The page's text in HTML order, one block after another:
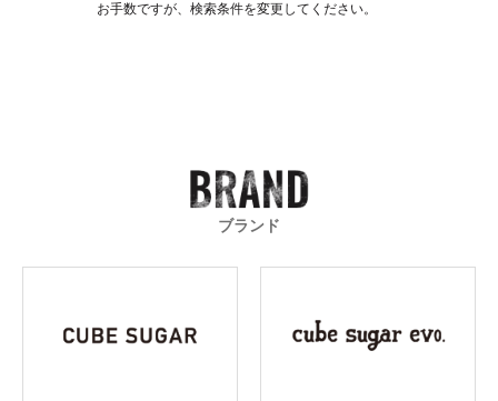
お手数ですが、検索条件を変更してください。
ブランド